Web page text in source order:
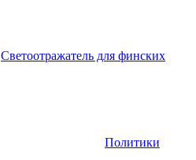
Светоотражатель для финских
Политики